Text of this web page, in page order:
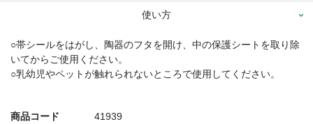
商品コード
41939
使い方
○帯シールをはがし、陶器のフタを開け、中の保護シートを取り除
いてからご使用ください。
○乳幼児やペットが触れられないところで使用してください。